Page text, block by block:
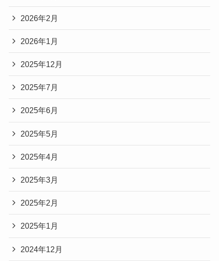
2026年2月
2026年1月
2025年12月
2025年7月
2025年6月
2025年5月
2025年4月
2025年3月
2025年2月
2025年1月
2024年12月